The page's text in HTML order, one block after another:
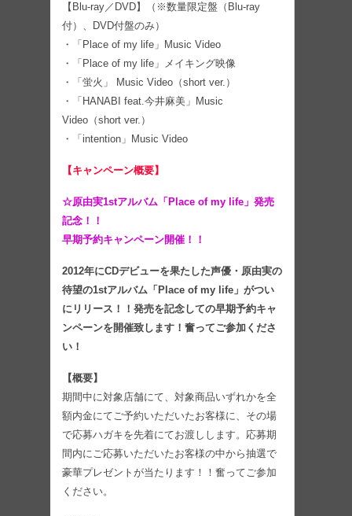
【Blu-ray／DVD】（※数量限定盤（Blu-ray
付）、DVD付盤のみ）
・「Place of my life」Music Video
・「Place of my life」メイキング映像
・「蛍火」 Music Video（short ver.）
・「HANABI feat.今井麻美」Music
Video（short ver.）
・「intention」Music Video
【キャンペーン概要】
☆原由実1stアルバム「Place of my life」発売
記念！！
早期予約キャンペーン開催！！
2012年にCDデビューを果たした声優・原由実の
待望の1stアルバム「Place of my life」がつい
にリリース！！発売を記念しての早期予約キャ
ンペーンを開催致します！奮ってご参加くださ
い！
【概要】
期間中に対象店舗にて、対象商品いずれかを全
額内金にてご予約いただいたお客様に、その場
で応募ハガキを先着にてお渡しします。応募期
間内にご応募いただいたお客様の中から抽選で
豪華プレゼントが当たります！！奮ってご参加
ください。